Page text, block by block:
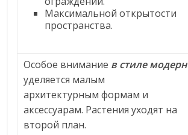
Максимальной открытости
пространства.
Особое внимание в стиле модерн
уделяется малым
архитектурным формам и
аксессуарам. Растения уходят на
второй план.